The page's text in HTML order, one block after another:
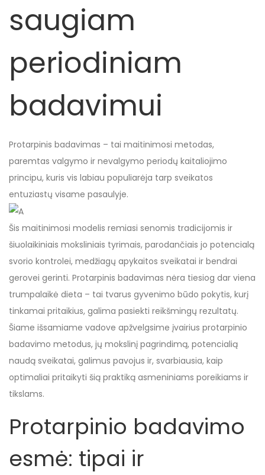
saugiam
periodiniam
badavimui
Protarpinis badavimas – tai maitinimosi metodas,
paremtas valgymo ir nevalgymo periodų kaitaliojimo
principu, kuris vis labiau populiarėja tarp sveikatos
entuziastų visame pasaulyje.
Šis maitinimosi modelis remiasi senomis tradicijomis ir
šiuolaikiniais moksliniais tyrimais, parodančiais jo potencialą
svorio kontrolei, medžiagų apykaitos sveikatai ir bendrai
gerovei gerinti. Protarpinis badavimas nėra tiesiog dar viena
trumpalaikė dieta – tai tvarus gyvenimo būdo pokytis, kurį
tinkamai pritaikius, galima pasiekti reikšmingų rezultatų.
Šiame išsamiame vadove apžvelgsime įvairius protarpinio
badavimo metodus, jų mokslinį pagrindimą, potencialią
naudą sveikatai, galimus pavojus ir, svarbiausia, kaip
optimaliai pritaikyti šią praktiką asmeniniams poreikiams ir
tikslams.
Protarpinio badavimo
esmė: tipai ir